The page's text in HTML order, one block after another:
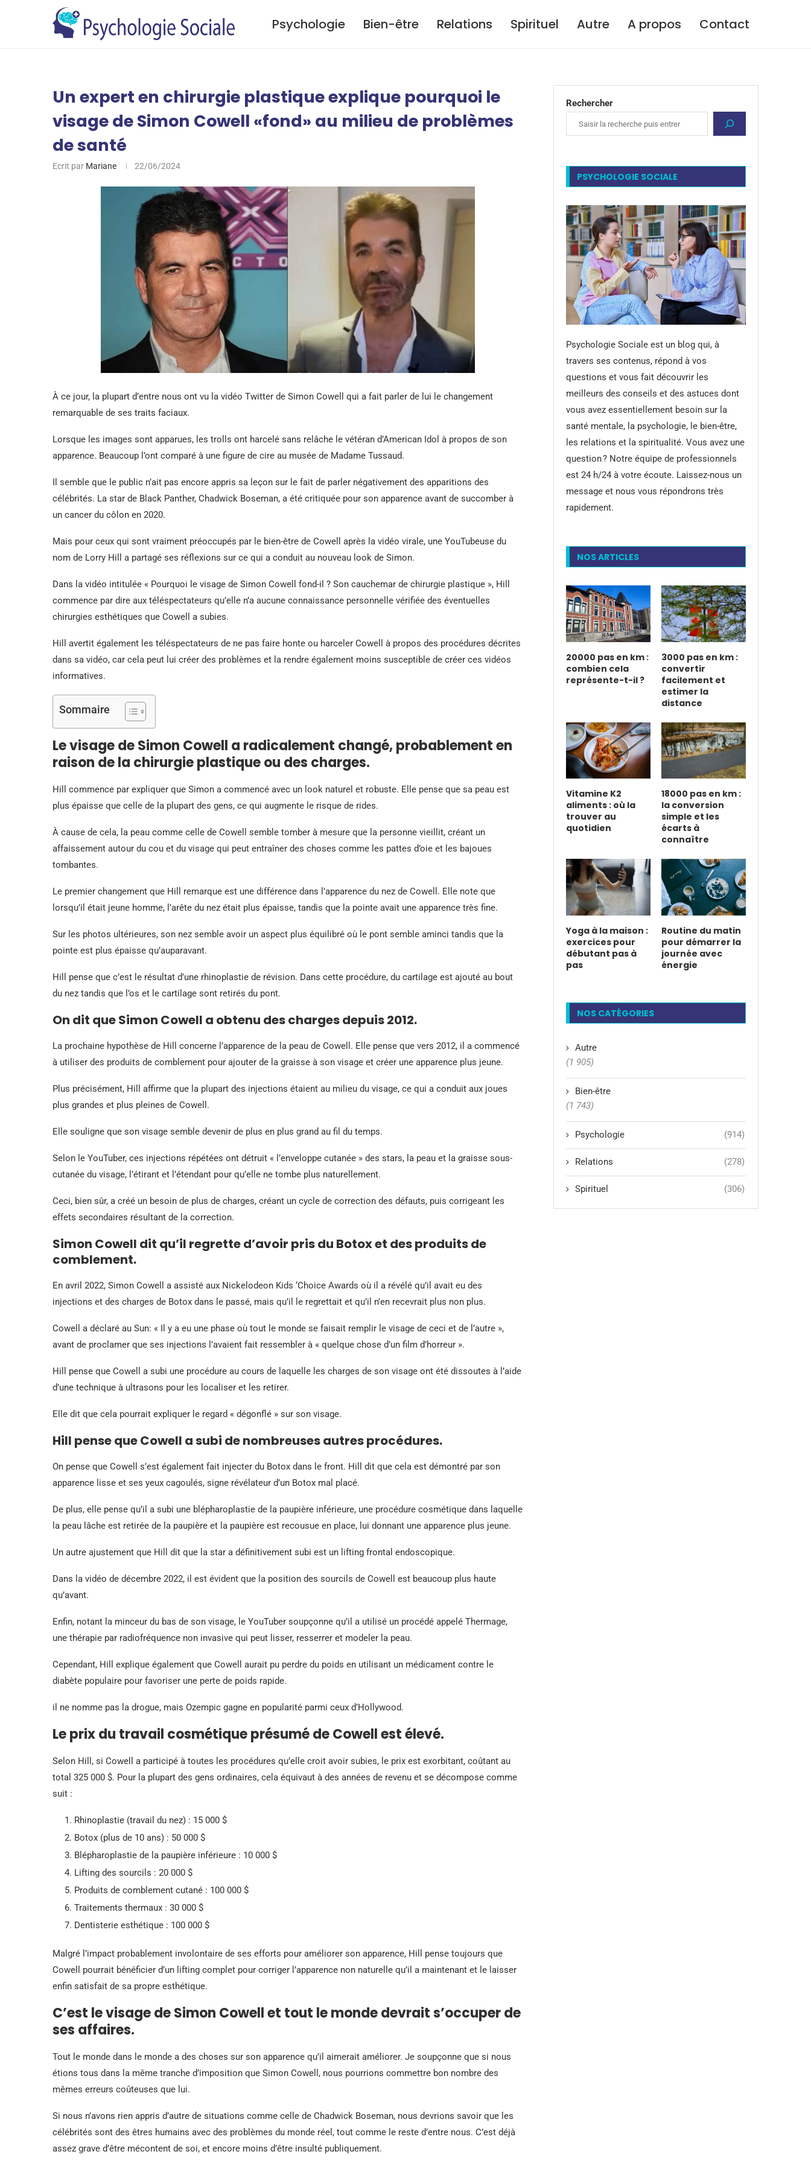
Psychologie Bien-être Relations Spirituel Autre A propos Contact
Un expert en chirurgie plastique explique pourquoi le
visage de Simon Cowell «fond» au milieu de problèmes
de santé
Ecrit par Mariane 22/06/2024
À ce jour, la plupart d’entre nous ont vu la vidéo Twitter de Simon Cowell qui a fait parler de lui le changement
remarquable de ses traits faciaux.
Lorsque les images sont apparues, les trolls ont harcelé sans relâche le vétéran d’American Idol à propos de son
apparence. Beaucoup l’ont comparé à une figure de cire au musée de Madame Tussaud.
Il semble que le public n’ait pas encore appris sa leçon sur le fait de parler négativement des apparitions des
célébrités. La star de Black Panther, Chadwick Boseman, a été critiquée pour son apparence avant de succomber à
un cancer du côlon en 2020.
Mais pour ceux qui sont vraiment préoccupés par le bien-être de Cowell après la vidéo virale, une YouTubeuse du
nom de Lorry Hill a partagé ses réflexions sur ce qui a conduit au nouveau look de Simon.
Dans la vidéo intitulée « Pourquoi le visage de Simon Cowell fond-il ? Son cauchemar de chirurgie plastique », Hill
commence par dire aux téléspectateurs qu’elle n’a aucune connaissance personnelle vérifiée des éventuelles
chirurgies esthétiques que Cowell a subies.
Hill avertit également les téléspectateurs de ne pas faire honte ou harceler Cowell à propos des procédures décrites
dans sa vidéo, car cela peut lui créer des problèmes et la rendre également moins susceptible de créer ces vidéos
informatives.
Sommaire
Le visage de Simon Cowell a radicalement changé, probablement en
raison de la chirurgie plastique ou des charges.
Hill commence par expliquer que Simon a commencé avec un look naturel et robuste. Elle pense que sa peau est
plus épaisse que celle de la plupart des gens, ce qui augmente le risque de rides.
À cause de cela, la peau comme celle de Cowell semble tomber à mesure que la personne vieillit, créant un
affaissement autour du cou et du visage qui peut entraîner des choses comme les pattes d’oie et les bajoues
tombantes.
Le premier changement que Hill remarque est une différence dans l’apparence du nez de Cowell. Elle note que
lorsqu’il était jeune homme, l’arête du nez était plus épaisse, tandis que la pointe avait une apparence très fine.
Sur les photos ultérieures, son nez semble avoir un aspect plus équilibré où le pont semble aminci tandis que la
pointe est plus épaisse qu’auparavant.
Hill pense que c’est le résultat d’une rhinoplastie de révision. Dans cette procédure, du cartilage est ajouté au bout
du nez tandis que l’os et le cartilage sont retirés du pont.
On dit que Simon Cowell a obtenu des charges depuis 2012.
La prochaine hypothèse de Hill concerne l’apparence de la peau de Cowell. Elle pense que vers 2012, il a commencé
à utiliser des produits de comblement pour ajouter de la graisse à son visage et créer une apparence plus jeune.
Plus précisément, Hill affirme que la plupart des injections étaient au milieu du visage, ce qui a conduit aux joues
plus grandes et plus pleines de Cowell.
Elle souligne que son visage semble devenir de plus en plus grand au fil du temps.
Selon le YouTuber, ces injections répétées ont détruit « l’enveloppe cutanée » des stars, la peau et la graisse sous-
cutanée du visage, l’étirant et l’étendant pour qu’elle ne tombe plus naturellement.
Ceci, bien sûr, a créé un besoin de plus de charges, créant un cycle de correction des défauts, puis corrigeant les
effets secondaires résultant de la correction.
Simon Cowell dit qu’il regrette d’avoir pris du Botox et des produits de
comblement.
En avril 2022, Simon Cowell a assisté aux Nickelodeon Kids ‘Choice Awards où il a révélé qu’il avait eu des
injections et des charges de Botox dans le passé, mais qu’il le regrettait et qu’il n’en recevrait plus non plus.
Cowell a déclaré au Sun: « Il y a eu une phase où tout le monde se faisait remplir le visage de ceci et de l’autre »,
avant de proclamer que ses injections l’avaient fait ressembler à « quelque chose d’un film d’horreur ».
Hill pense que Cowell a subi une procédure au cours de laquelle les charges de son visage ont été dissoutes à l’aide
d’une technique à ultrasons pour les localiser et les retirer.
Elle dit que cela pourrait expliquer le regard « dégonflé » sur son visage.
Hill pense que Cowell a subi de nombreuses autres procédures.
On pense que Cowell s’est également fait injecter du Botox dans le front. Hill dit que cela est démontré par son
apparence lisse et ses yeux cagoulés, signe révélateur d’un Botox mal placé.
De plus, elle pense qu’il a subi une blépharoplastie de la paupière inférieure, une procédure cosmétique dans laquelle
la peau lâche est retirée de la paupière et la paupière est recousue en place, lui donnant une apparence plus jeune.
Un autre ajustement que Hill dit que la star a définitivement subi est un lifting frontal endoscopique.
Dans la vidéo de décembre 2022, il est évident que la position des sourcils de Cowell est beaucoup plus haute
qu’avant.
Enfin, notant la minceur du bas de son visage, le YouTuber soupçonne qu’il a utilisé un procédé appelé Thermage,
une thérapie par radiofréquence non invasive qui peut lisser, resserrer et modeler la peau.
Cependant, Hill explique également que Cowell aurait pu perdre du poids en utilisant un médicament contre le
diabète populaire pour favoriser une perte de poids rapide.
il ne nomme pas la drogue, mais Ozempic gagne en popularité parmi ceux d’Hollywood.
Le prix du travail cosmétique présumé de Cowell est élevé.
Selon Hill, si Cowell a participé à toutes les procédures qu’elle croit avoir subies, le prix est exorbitant, coûtant au
total 325 000 $. Pour la plupart des gens ordinaires, cela équivaut à des années de revenu et se décompose comme
suit :
Rhinoplastie (travail du nez) : 15 000 $
Botox (plus de 10 ans) : 50 000 $
Blépharoplastie de la paupière inférieure : 10 000 $
Lifting des sourcils : 20 000 $
Produits de comblement cutané : 100 000 $
Traitements thermaux : 30 000 $
Dentisterie esthétique : 100 000 $
Malgré l’impact probablement involontaire de ses efforts pour améliorer son apparence, Hill pense toujours que
Cowell pourrait bénéficier d’un lifting complet pour corriger l’apparence non naturelle qu’il a maintenant et le laisser
enfin satisfait de sa propre esthétique.
C’est le visage de Simon Cowell et tout le monde devrait s’occuper de
ses affaires.
Tout le monde dans le monde a des choses sur son apparence qu’il aimerait améliorer. Je soupçonne que si nous
étions tous dans la même tranche d’imposition que Simon Cowell, nous pourrions commettre bon nombre des
mêmes erreurs coûteuses que lui.
Si nous n’avons rien appris d’autre de situations comme celle de Chadwick Boseman, nous devrions savoir que les
célébrités sont des êtres humains avec des problèmes du monde réel, tout comme le reste d’entre nous. C’est déjà
assez grave d’être mécontent de soi, et encore moins d’être insulté publiquement.
Rechercher
PSYCHOLOGIE SOCIALE
Psychologie Sociale est un blog qui, à
travers ses contenus, répond à vos
questions et vous fait découvrir les
meilleurs des conseils et des astuces dont
vous avez essentiellement besoin sur la
santé mentale, la psychologie, le bien-être,
les relations et la spiritualité. Vous avez une
question ? Notre équipe de professionnels
est 24 h/24 à votre écoute. Laissez-nous un
message et nous vous répondrons très
rapidement.
NOS ARTICLES
20000 pas en km :
combien cela
représente-t-il ?
3000 pas en km :
convertir
facilement et
estimer la
distance
Vitamine K2
aliments : où la
trouver au
quotidien
18000 pas en km :
la conversion
simple et les
écarts à
connaître
Yoga à la maison :
exercices pour
débutant pas à
pas
Routine du matin
pour démarrer la
journée avec
énergie
NOS CATÉGORIES
Autre
(1 905)
Bien-être
(1 743)
Psychologie (914)
Relations (278)
Spirituel (306)